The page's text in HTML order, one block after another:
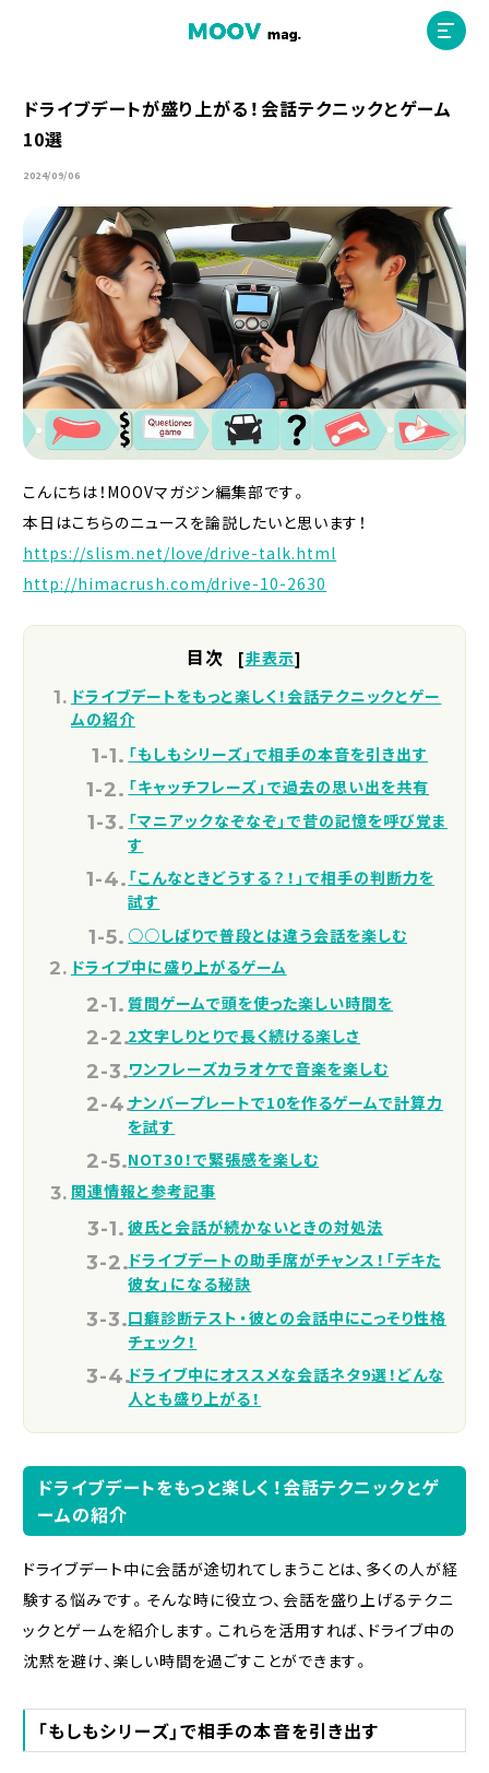
ホーム
運営会社
MOOVマガジン利用規約
お問合せ
人材募集（ライター、配車スタッフ、デザイナー）
ドライブデートが盛り上がる！会話テクニックとゲーム
10選
2024/09/06
こんにちは！MOOVマガジン編集部です。
本日はこちらのニュースを論説したいと思います！
https://slism.net/love/drive-talk.html
http://himacrush.com/drive-10-2630
目次 [非表示]
ドライブデートをもっと楽しく！会話テクニックとゲー
ムの紹介
「もしもシリーズ」で相手の本音を引き出す
「キャッチフレーズ」で過去の思い出を共有
「マニアックなぞなぞ」で昔の記憶を呼び覚ま
す
「こんなときどうする？！」で相手の判断力を
試す
○○しばりで普段とは違う会話を楽しむ
ドライブ中に盛り上がるゲーム
質問ゲームで頭を使った楽しい時間を
2文字しりとりで長く続ける楽しさ
ワンフレーズカラオケで音楽を楽しむ
ナンバープレートで10を作るゲームで計算力
を試す
NOT30！で緊張感を楽しむ
関連情報と参考記事
彼氏と会話が続かないときの対処法
ドライブデートの助手席がチャンス！「デキた
彼女」になる秘訣
口癖診断テスト・彼との会話中にこっそり性格
チェック！
ドライブ中にオススメな会話ネタ9選！どんな
人とも盛り上がる！
ドライブデートをもっと楽しく！会話テクニックとゲ
ームの紹介
ドライブデート中に会話が途切れてしまうことは、多くの人が経
験する悩みです。そんな時に役立つ、会話を盛り上げるテクニ
ックとゲームを紹介します。これらを活用すれば、ドライブ中の
沈黙を避け、楽しい時間を過ごすことができます。
「もしもシリーズ」で相手の本音を引き出す